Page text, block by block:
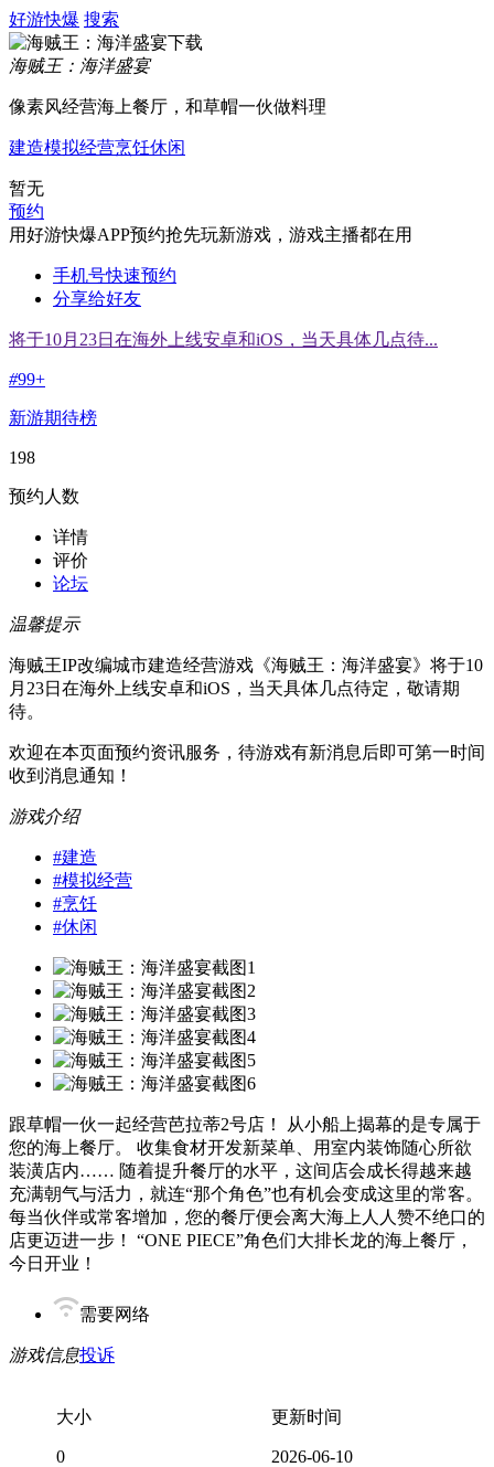
好游快爆 搜索
海贼王：海洋盛宴
像素风经营海上餐厅，和草帽一伙做料理
建造模拟经营烹饪休闲
暂无
预约
用好游快爆APP预约抢先玩新游戏，游戏主播都在用
手机号快速预约
分享给好友
将于10月23日在海外上线安卓和iOS，当天具体几点待...
#99+
新游期待榜
198
预约人数
详情
评价
论坛
温馨提示
海贼王IP改编城市建造经营游戏《海贼王：海洋盛宴》将于10
月23日在海外上线安卓和iOS，当天具体几点待定，敬请期
待。
欢迎在本页面预约资讯服务，待游戏有新消息后即可第一时间
收到消息通知！
游戏介绍
#建造
#模拟经营
#烹饪
#休闲
跟草帽一伙一起经营芭拉蒂2号店！ 从小船上揭幕的是专属于
您的海上餐厅。 收集食材开发新菜单、用室内装饰随心所欲
装潢店内…… 随着提升餐厅的水平，这间店会成长得越来越
充满朝气与活力，就连“那个角色”也有机会变成这里的常客。
每当伙伴或常客增加，您的餐厅便会离大海上人人赞不绝口的
店更迈进一步！ “ONE PIECE”角色们大排长龙的海上餐厅，
今日开业！
需要网络
游戏信息投诉
大小
0
更新时间
2026-06-10